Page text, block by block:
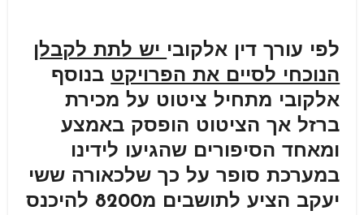
לפי עורך דין אלקובי יש לתת לקבלן
הנוכחי לסיים את הפרויקט בנוסף
אלקובי מתחיל ציטוט על מכירת
ברזל אך הציטוט הופסק באמצע
ומאחד הסיפורים שהגיעו לידינו
במערכת סופר על כך שלכאורה ששי
יעקב הציע לתושבים מ8200 להיכנס